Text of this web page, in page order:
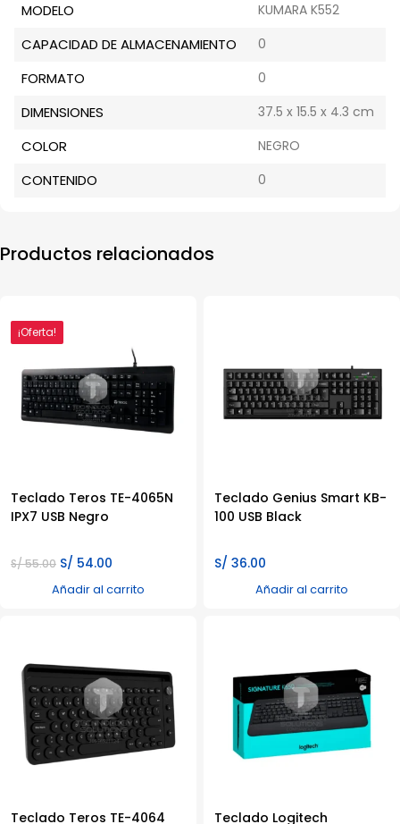
MODELO KUMARA K552
CAPACIDAD DE ALMACENAMIENTO 0
FORMATO 0
DIMENSIONES 37.5 x 15.5 x 4.3 cm
COLOR NEGRO
CONTENIDO 0
Productos relacionados
¡Oferta!
Teclado Teros TE-4065N
IPX7 USB Negro
S/55.00 El
precio
S/ 54.00
precio
Añadir al carrito
Teclado Genius Smart KB-
100 USB Black
S/ 36.00
Añadir al carrito
Teclado Teros TE-4064
Teclado Logitech